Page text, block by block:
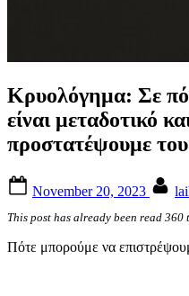
Κρυολόγημα: Σε
είναι μεταδοτικό
προστατέψουμε
on
November 20, 2023
This post has already been read 360
Πότε μπορούμε να